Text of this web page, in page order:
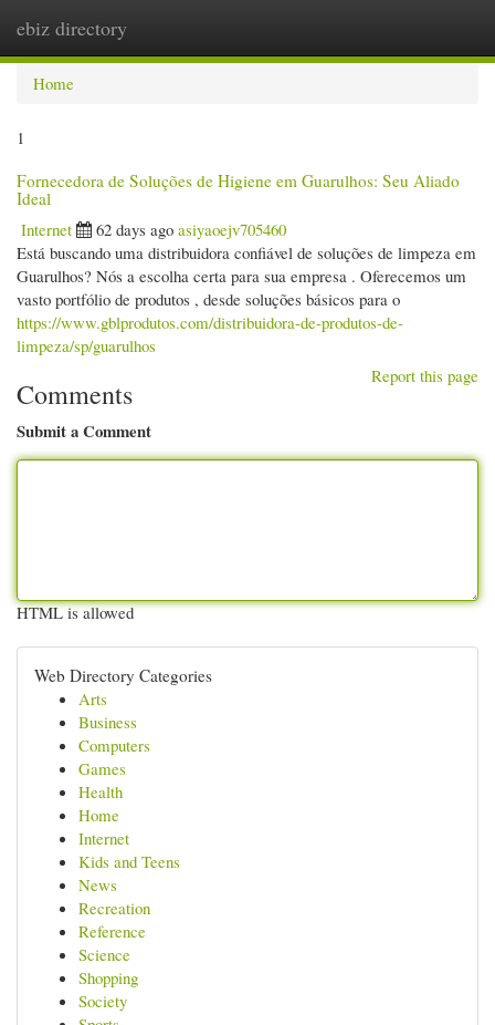
ebiz directory
Home
1
Fornecedora de Soluções de Higiene em Guarulhos: Seu Aliado
Ideal
Internet
62 days ago asiyaoejv705460
Está buscando uma distribuidora confiável de soluções de limpeza em
Guarulhos? Nós a escolha certa para sua empresa . Oferecemos um
vasto portfólio de produtos , desde soluções básicos para o
https://www.gblprodutos.com/distribuidora-de-produtos-de-
limpeza/sp/guarulhos
Report this page
Comments
Submit a Comment
HTML is allowed
Web Directory Categories
Arts
Business
Computers
Games
Health
Home
Internet
Kids and Teens
News
Recreation
Reference
Science
Shopping
Society